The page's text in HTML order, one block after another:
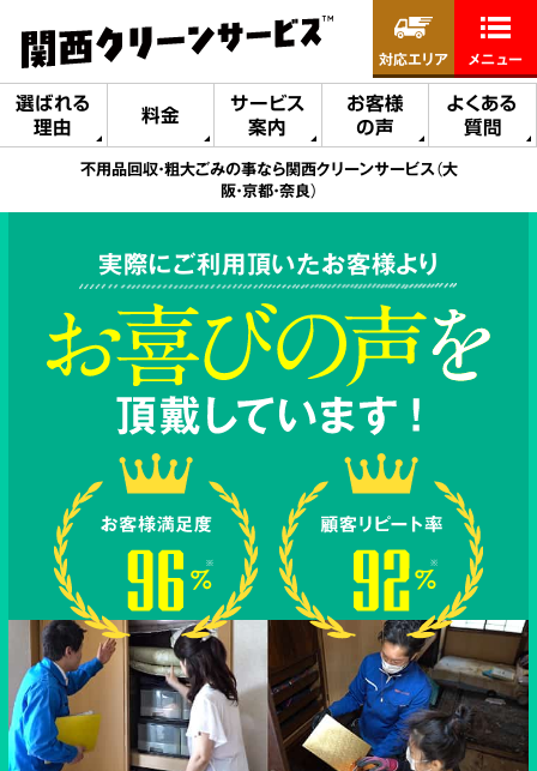
選ばれる
理由
料金
サービス
案内
お客様
の声
よくある
質問
対応エリア メニュー
不用品回収・粗大ごみの事なら関西クリーンサービス（大
阪・京都・奈良）
実際にご利用頂いたお客様より